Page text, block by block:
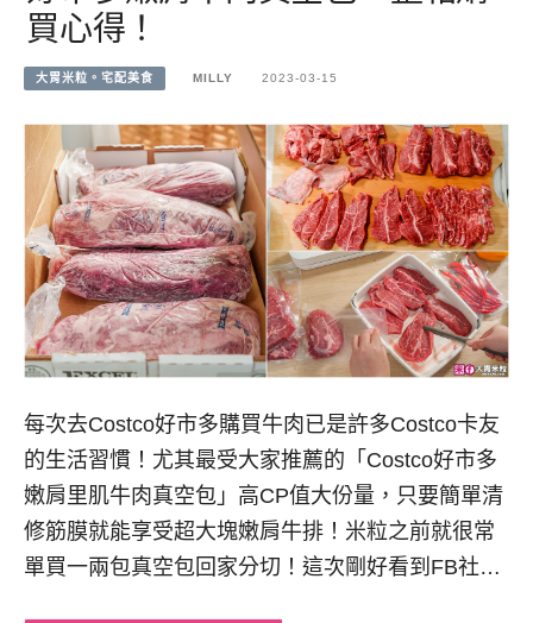
買心得！
大胃米粒。宅配美食 MILLY 2023-03-15
每次去Costco好市多購買牛肉已是許多Costco卡友
的生活習慣！尤其最受大家推薦的「Costco好市多
嫩肩里肌牛肉真空包」高CP值大份量，只要簡單清
修筋膜就能享受超大塊嫩肩牛排！米粒之前就很常
單買一兩包真空包回家分切！這次剛好看到FB社…